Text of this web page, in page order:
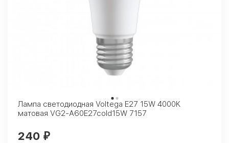
Лампа светодиодная Voltega E27 15W 4000K
матовая VG2-A60E27cold15W 7157
240 ₽